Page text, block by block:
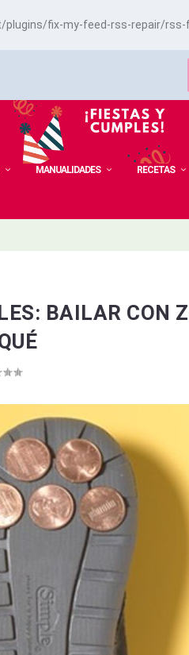
fix-my-feed-rss-repair/rss-
MANUALIDADES RECETAS
BAILAR CON